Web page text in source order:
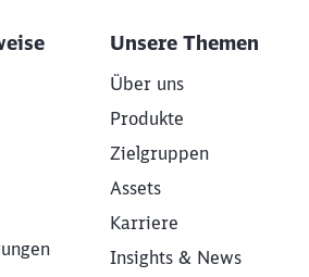
Unsere Themen
Über uns
Produkte
Zielgruppen
Assets
Karriere
Insights & News